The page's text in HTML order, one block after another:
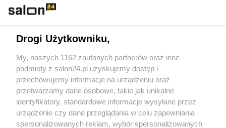
Sport
Społeczeństwo
Kultura
Drogi Użytkowniku,
My, naszych 1162 zaufanych partnerów oraz inne
podmioty z salon24.pl uzyskujemy dostęp i
przechowujemy informacje na urządzeniu oraz
przetwarzamy dane osobowe, takie jak unikalne
identyfikatory, standardowe informacje wysyłane przez
urządzenie czy dane przeglądania w celu zapewniania
spersonalizowanych reklam, wybór spersonalizowanych